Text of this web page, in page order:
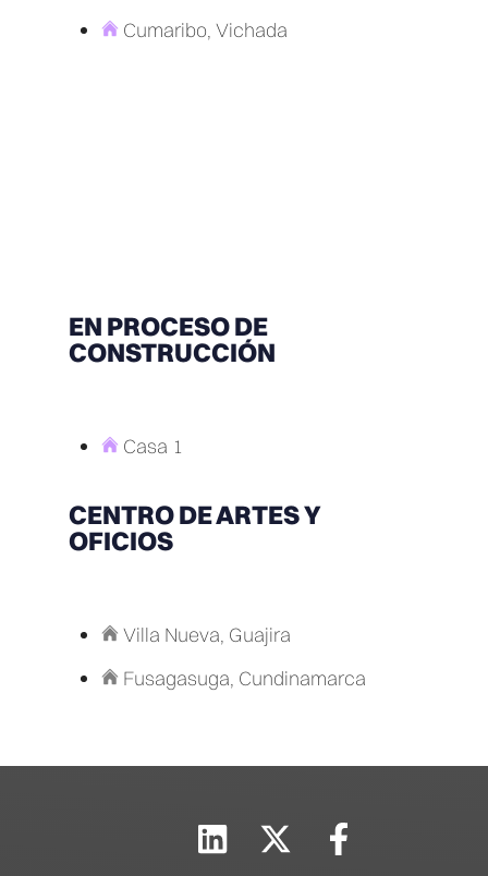
Cumaribo, Vichada
EN PROCESO DE
CONSTRUCCIÓN
Casa 1
CENTRO DE ARTES Y
OFICIOS
Villa Nueva, Guajira
Fusagasuga, Cundinamarca